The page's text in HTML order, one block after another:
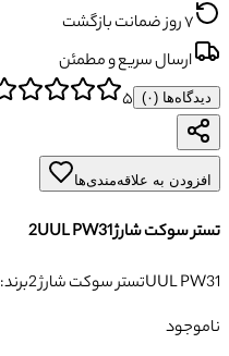
۷ روز ضمانت بازگشت
ارسال سریع و مطمئن
دیدگاه‌ها (۰) ۵
افزودن به علاقه‌مندی‌ها
تستر سوکت شارژ 2UUL PW31
تستر سوکت شارژ 2UUL PW31
برند:
ناموجود